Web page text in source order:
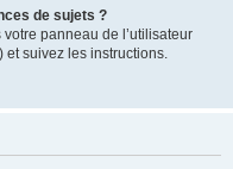
de sujets ?
panneau de l’utilisateur
) et suivez les instructions.